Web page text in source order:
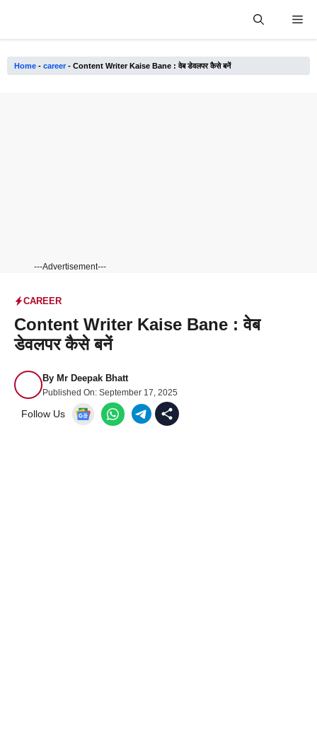
Home - career- Content Writer Kaise Bane : वेब डेवलपर कैसे बनें
---Advertisement---
CAREER
Content Writer Kaise Bane : वेब
डेवलपर कैसे बनें
By Mr Deepak Bhatt
Published On: September 17, 2025
Follow Us